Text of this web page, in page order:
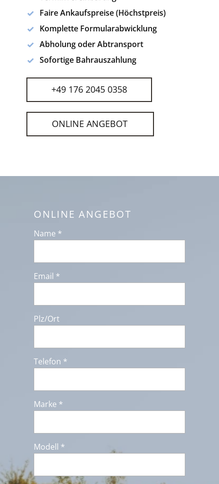
Faire Ankaufspreise (Höchstpreis)
Komplette Formularabwicklung
Abholung oder Abtransport
Sofortige Bahrauszahlung
+49 176 2045 0358
ONLINE ANGEBOT
ONLINE ANGEBOT
Name *
Email *
Plz/Ort
Telefon *
Marke *
Modell *